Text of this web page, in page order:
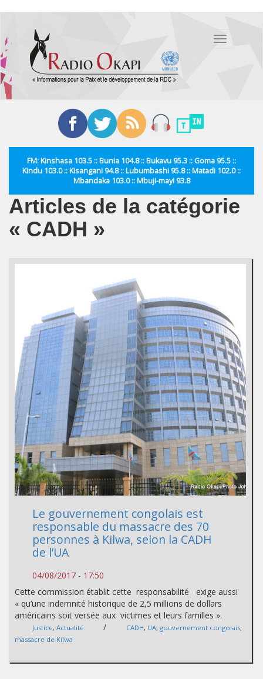
contenu
principal
Toggle
FM: Kinshasa 103.5 :: Bunia 104.8 :: Bukavu 95.3 :: Goma 95.5 ::
Kindu 103.0 :: Kisangani 94.8 :: Lubumbashi 95.8 :: Matadi 102.0 ::
Mbandaka 103.0 :: Mbuji-mayi 93.8
Articles de la catégorie
« CADH »
Le gouvernement congolais est
responsable du massacre des 70
personnes à Kilwa, selon la CADH
de l’UA
04/08/2017 - 17:50
Cette commission établit cette responsabilité exige aussi
« qu’une indemnité historique de 2,5 millions de dollars
américains soit versée aux victimes et leurs familles ».
Justice, Actualité / CADH, UA, gouvernement congolais,
massacre de Kilwa